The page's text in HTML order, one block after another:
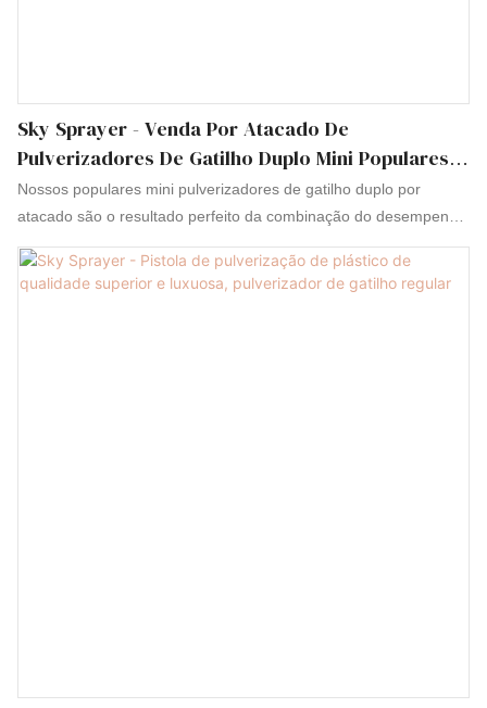
Sky Sprayer - Venda Por Atacado De
Pulverizadores De Gatilho Duplo Mini Populares
Mini Pulverizador De Gatilho
Nossos populares mini pulverizadores de gatilho duplo por
atacado são o resultado perfeito da combinação do desempenho
perfeito de todas as matérias-primas adotadas. Graças a isso,
gatilhos, bombas, pulverizadores e alguns frascos de cosméticos
têm muitos recursos excelentes. Além disso, ele foi projetado de